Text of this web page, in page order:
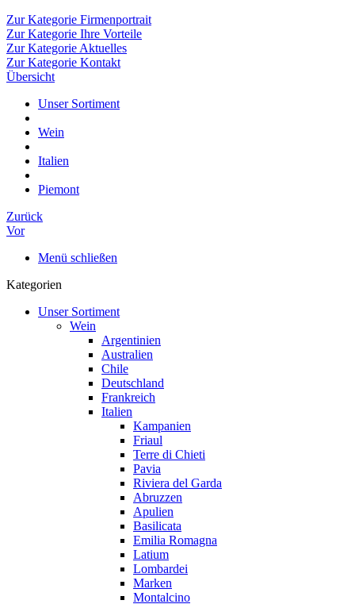
Zur Kategorie Firmenportrait
Zur Kategorie Ihre Vorteile
Zur Kategorie Aktuelles
Zur Kategorie Kontakt
Übersicht
Unser Sortiment
Wein
Italien
Piemont
Zurück
Vor
Menü schließen
Kategorien
Unser Sortiment
Wein
Argentinien
Australien
Chile
Deutschland
Frankreich
Italien
Kampanien
Friaul
Terre di Chieti
Pavia
Riviera del Garda
Abruzzen
Apulien
Basilicata
Emilia Romagna
Latium
Lombardei
Marken
Montalcino